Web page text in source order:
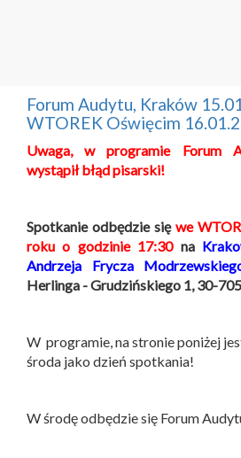
Forum Audytu, Kraków
WTOREK Oświęcim
Uwaga,
w programie Forum
wystąpił błąd pisarski!
Spotkanie odbędzie się we
roku o godzinie 17:30na
Andrzeja Frycza
Herlinga - Grudzińskiego 1, 30-
W programie, na stronie poniżej
środa jako dzień spotkania!
W środę odbędzie się Forum